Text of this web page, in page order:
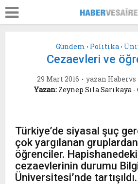
Gündem • Politika •
Cezaevleri ve
29 Mart 2016 yazan Habervs
Yazan:Zeynep Sıla Sarıkaya
Türkiye’de siyasal şuç
çok yargılanan
öğrenciler.
cezaevlerinin durumu
Üniversitesi’nde tartışıldı.